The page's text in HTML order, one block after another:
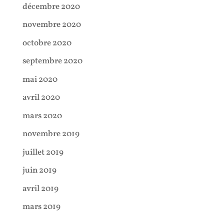
décembre 2020
novembre 2020
octobre 2020
septembre 2020
mai 2020
avril 2020
mars 2020
novembre 2019
juillet 2019
juin 2019
avril 2019
mars 2019